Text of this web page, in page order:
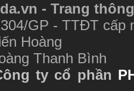
- Trang
GP - TTĐT cấp
Hoàng
Thanh Bình
ty cổ phần